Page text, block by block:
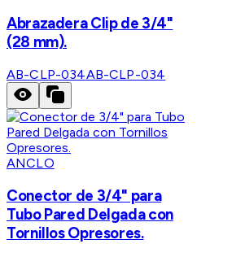
Abrazadera Clip de 3/4"
(28 mm).
AB-CLP-034AB-CLP-034
ANCLO
Conector de 3/4" para
Tubo Pared Delgada con
Tornillos Opresores.